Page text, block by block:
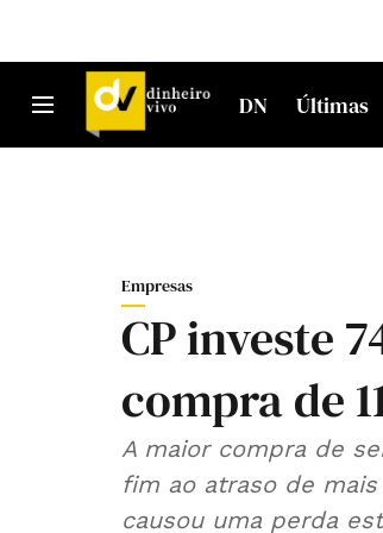
DN Últimas
Empresas
CP investe
compra de
A maior compra de
fim ao atraso de
causou uma perda